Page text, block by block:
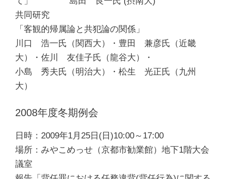
共同研究
「客観的帰属論と共犯論の関係」
川口 浩一氏（関西大）・豊田 兼彦氏（近畿
大）・佐川 友佳子氏（龍谷大）・
小島 秀夫氏（明治大）・松生 光正氏（九州
大）
2008年度冬期例会
日時：2009年1月25日(日)10:00～17:00
場所：みやこめっせ（京都市勧業館）地下1階大会
議室